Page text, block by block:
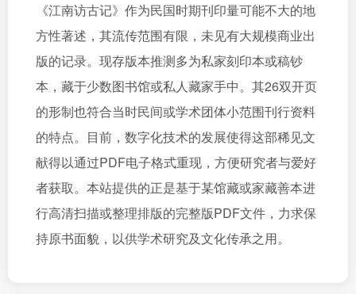
《江南访古记》作为民国时期刊印量可能不大的地
方性著述，其流传范围有限，未见有大规模商业出
版的记录。现存版本推测多为私家刻印本或稿钞
本，藏于少数图书馆或私人藏家手中。其26双开页
的形制也符合当时民间或学术团体小范围刊行资料
的特点。目前，数字化技术的发展使得这部稀见文
献得以通过PDF电子格式重现，方便研究者与爱好
者获取。本站提供的正是基于某馆藏或家藏善本进
行高清扫描或整理排版的完整版PDF文件，力求保
持原书面貌，以供学术研究及文化传承之用。